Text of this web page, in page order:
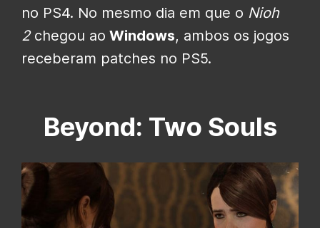
no PS4. No mesmo dia em que o Nioh
2chegou ao Windows, ambos os jogos
receberam patches no PS5.
Beyond: Two Souls